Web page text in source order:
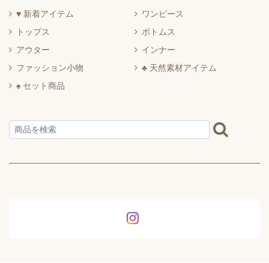
♥ 新着アイテム
ワンピース
トップス
ボトムス
アウター
インナー
ファッション小物
♣ 天然素材アイテム
♠ セット商品